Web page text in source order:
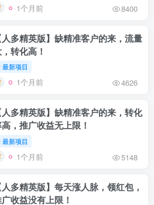
1个月前 8400
人多精英版】缺精准客户的来，流量
转化高！
最新项目
1个月前 4626
人多精英版】缺精准客户的来，转化
，推广收益无上限！
最新项目
1个月前 5148
人多精英版】每天涨人脉，领红包，
收益没有上限！